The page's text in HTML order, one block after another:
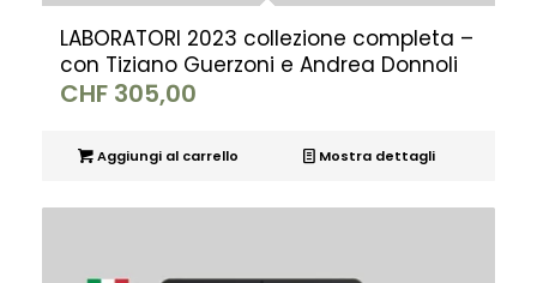
LABORATORI 2023 collezione completa –
con Tiziano Guerzoni e Andrea Donnoli
CHF305,00
Aggiungi al carrello Mostra dettagli